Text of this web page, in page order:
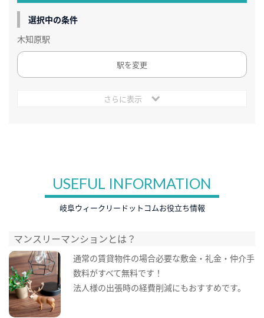
選択中の条件
木知原駅
駅を変更
さらに表示
USEFUL INFORMATION
岐阜ウィークリードットコムお役立ち情報
マンスリーマンションとは？
通常の賃貸物件の場合必要な敷金・礼金・仲介手
数料がすべて無料です！
法人様の出張時の経費削減にもおすすめです。